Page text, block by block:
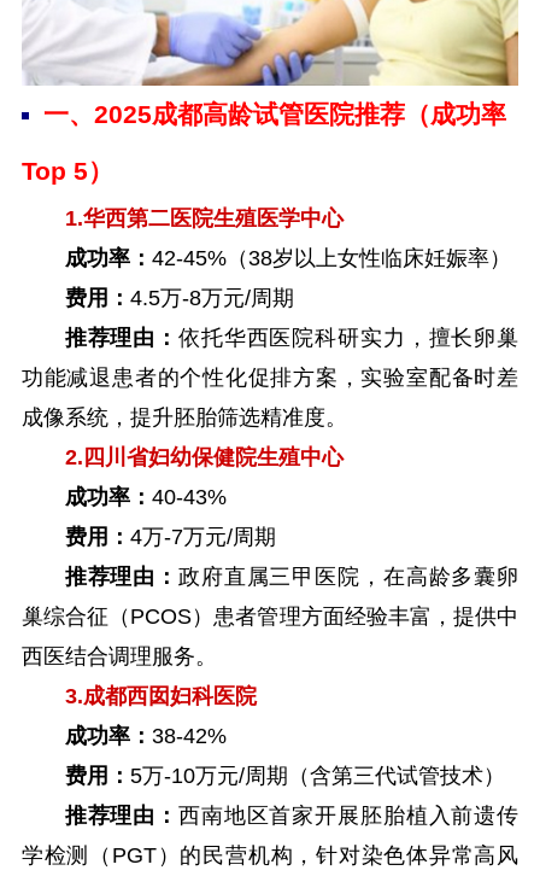
一、2025成都高龄试管医院推荐（成功率
Top 5）
1.华西第二医院生殖医学中心
成功率： 42-45%（38岁以上女性临床妊娠率）
费用： 4.5万-8万元/周期
推荐理由：依托华西医院科研实力，擅长卵巢
功能减退患者的个性化促排方案，实验室配备时差
成像系统，提升胚胎筛选精准度。
2.四川省妇幼保健院生殖中心
成功率： 40-43%
费用： 4万-7万元/周期
推荐理由：政府直属三甲医院，在高龄多囊卵
巢综合征（PCOS）患者管理方面经验丰富，提供中
西医结合调理服务。
3.成都西囡妇科医院
成功率： 38-42%
费用： 5万-10万元/周期（含第三代试管技术）
推荐理由：西南地区首家开展胚胎植入前遗传
学检测（PGT）的民营机构，针对染色体异常高风